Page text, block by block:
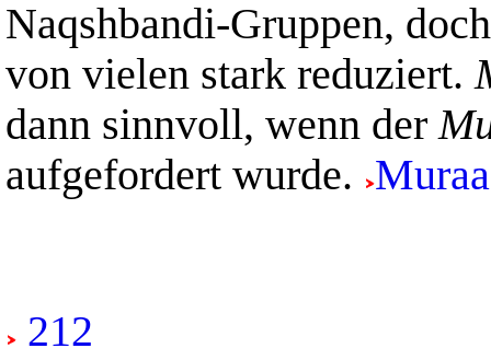
Naqshbandi-Gruppen,
von vielen stark reduziert.
dann sinnvoll, wenn der
aufgefordert wurde.
212